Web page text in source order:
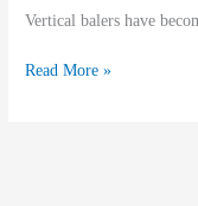
Vertical balers have
Read More »